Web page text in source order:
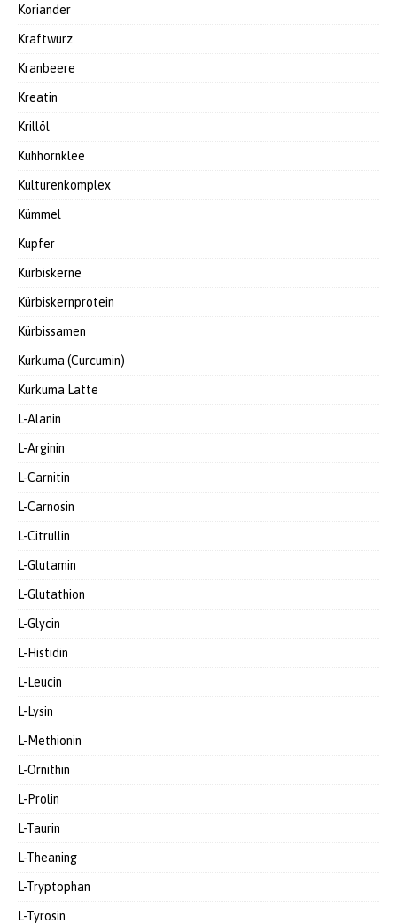
Koriander
Kraftwurz
Kranbeere
Kreatin
Krillöl
Kuhhornklee
Kulturenkomplex
Kümmel
Kupfer
Kürbiskerne
Kürbiskernprotein
Kürbissamen
Kurkuma (Curcumin)
Kurkuma Latte
L-Alanin
L-Arginin
L-Carnitin
L-Carnosin
L-Citrullin
L-Glutamin
L-Glutathion
L-Glycin
L-Histidin
L-Leucin
L-Lysin
L-Methionin
L-Ornithin
L-Prolin
L-Taurin
L-Theaning
L-Tryptophan
L-Tyrosin